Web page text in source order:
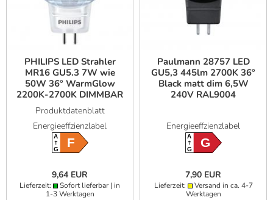
PHILIPS LED Strahler
MR16 GU5.3 7W wie
50W 36° WarmGlow
2200K-2700K DIMMBAR
Produktdatenblatt
Energieeffzienzlabel
A
GF
9,64 EUR
Lieferzeit:
Sofort lieferbar | in
1-3 Werktagen
Paulmann 28757 LED
GU5,3 445lm 2700K 36°
Black matt dim 6,5W
240V RAL9004
Energieeffzienzlabel
A
GG
7,90 EUR
Lieferzeit:
Versand in ca. 4-7
Werktagen